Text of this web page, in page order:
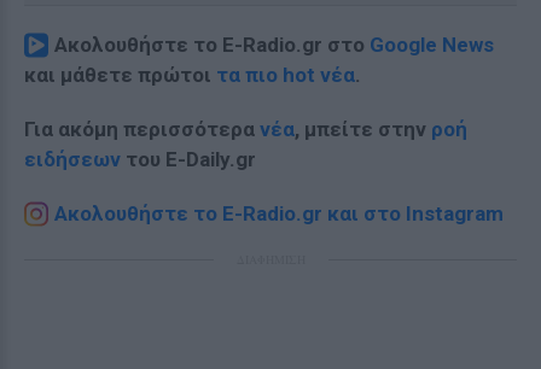
Ακολουθήστε το E-Radio.gr στο Google News
και μάθετε πρώτοι τα πιο hot νέα.
Για ακόμη περισσότερα νέα, μπείτε στην ροή
ειδήσεων του E-Daily.gr
Ακολουθήστε το E-Radio.gr και στο Instagram